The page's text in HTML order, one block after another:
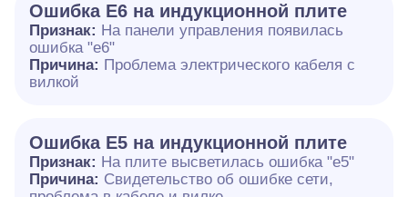
Ошибка E6 на индукционной плите
Признак: На панели управления появилась
ошибка "e6"
Причина: Проблема электрического кабеля с
вилкой
Ошибка Е5 на индукционной плите
Признак: На плите высветилась ошибка "е5"
Причина: Свидетельство об ошибке сети,